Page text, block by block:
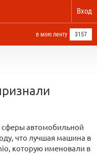
Вход
в мою ленту 3157
сферы автомобильной
что лучшая машина в
которую именовали в